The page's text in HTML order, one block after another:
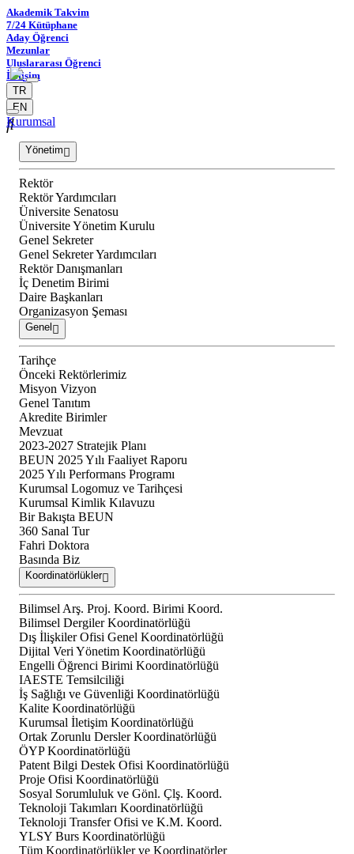
Akademik Takvim
7/24 Kütüphane
Aday Öğrenci
Mezunlar
Uluslararası Öğrenci
İletişim
TR
EN
Kurumsal
Yönetim
Rektör
Rektör Yardımcıları
Üniversite Senatosu
Üniversite Yönetim Kurulu
Genel Sekreter
Genel Sekreter Yardımcıları
Rektör Danışmanları
İç Denetim Birimi
Daire Başkanları
Organizasyon Şeması
Genel
Tarihçe
Önceki Rektörlerimiz
Misyon Vizyon
Genel Tanıtım
Akredite Birimler
Mevzuat
2023-2027 Stratejik Planı
BEUN 2025 Yılı Faaliyet Raporu
2025 Yılı Performans Programı
Kurumsal Logomuz ve Tarihçesi
Kurumsal Kimlik Kılavuzu
Bir Bakışta BEUN
360 Sanal Tur
Fahri Doktora
Basında Biz
Koordinatörlükler
Bilimsel Arş. Proj. Koord. Birimi Koord.
Bilimsel Dergiler Koordinatörlüğü
Dış İlişkiler Ofisi Genel Koordinatörlüğü
Dijital Veri Yönetim Koordinatörlüğü
Engelli Öğrenci Birimi Koordinatörlüğü
IAESTE Temsilciliği
İş Sağlığı ve Güvenliği Koordinatörlüğü
Kalite Koordinatörlüğü
Kurumsal İletişim Koordinatörlüğü
Ortak Zorunlu Dersler Koordinatörlüğü
ÖYP Koordinatörlüğü
Patent Bilgi Destek Ofisi Koordinatörlüğü
Proje Ofisi Koordinatörlüğü
Sosyal Sorumluluk ve Gönl. Çlş. Koord.
Teknoloji Takımları Koordinatörlüğü
Teknoloji Transfer Ofisi ve K.M. Koord.
YLSY Burs Koordinatörlüğü
Tüm Koordinatörlükler ve Koordinatörler